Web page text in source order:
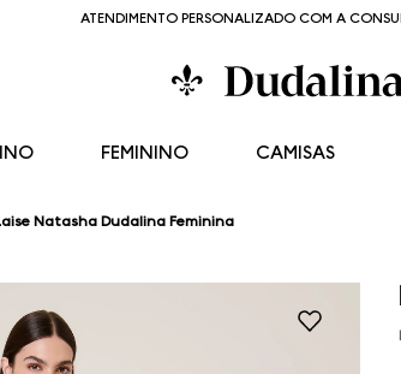
ATENDIMENTO PERSONALIZADO COM A
FEMININO CAMISAS
Natasha Dudalina Feminina